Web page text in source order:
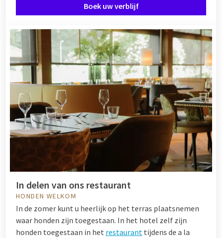
Boek uw verblijf
In delen van ons restaurant
HONDEN WELKOM
In de zomer kunt u heerlijk op het terras plaatsnemen
waar honden zijn toegestaan. In het hotel zelf zijn
honden toegestaan in het restaurant tijdens de a la